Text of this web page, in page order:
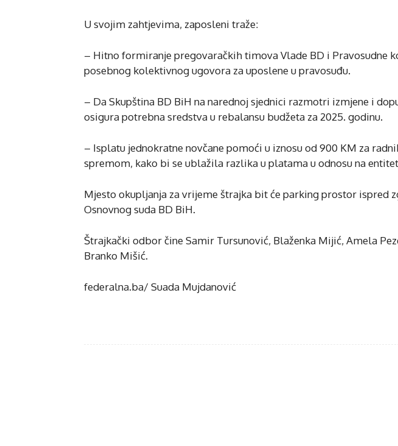
U svojim zahtjevima, zaposleni traže:
– Hitno formiranje pregovaračkih timova Vlade BD i Pravosudne
posebnog kolektivnog ugovora za uposlene u pravosuđu.
– Da Skupština BD BiH na narednoj sjednici razmotri izmjene i
osigura potrebna sredstva u rebalansu budžeta za 2025. godinu.
– Isplatu jednokratne novčane pomoći u iznosu od 900 KM za
spremom, kako bi se ublažila razlika u platama u odnosu na
Mjesto okupljanja za vrijeme štrajka bit će parking prostor ispred
Osnovnog suda BD BiH.
Štrajkački odbor čine Samir Tursunović, Blaženka Mijić, Amela
Branko Mišić.
federalna.ba/ Suada Mujdanović